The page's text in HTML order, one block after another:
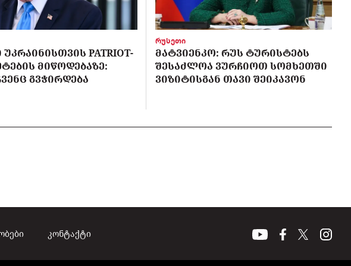
PATRIOT-
ᲛᲘᲬᲝᲓᲔᲑᲐᲖᲔ:
ᲒᲕᲭᲘᲠᲓᲔᲑᲐ
რუსეთი
ᲛᲐᲢᲕᲘᲔᲜᲙᲝ: ᲠᲣᲡ ᲢᲣᲠᲘᲡᲢᲔᲑᲡ
ᲨᲔᲡᲐᲫᲚᲝᲐ ᲕᲣᲠᲩᲘᲝᲗ ᲡᲝᲛᲮᲔᲗᲨᲘ
ᲕᲘᲖᲘᲢᲘᲡᲒᲐᲜ ᲗᲐᲕᲘ ᲨᲔᲘᲙᲐᲕᲝᲜ
კონტაქტი